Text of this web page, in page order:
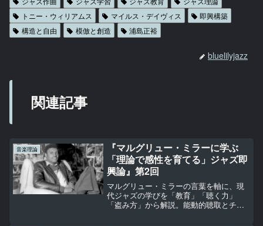
トニー・ウィリアムス
マイルス・デイヴィス
即興構築
構造と自由
模倣と創造 浦島正裕
bluelilyjazz
関連記事
音楽理論
『マルグリュー・ミラーに学ぶ
「理論で感性を育てる」ジャズ即
興論』第2回
マルグリュー・ミラーの言葉を軸に、現
代ジャズの学びを「教育」「聴く力」
「盗み方」から解説。能動的聴取とチャ